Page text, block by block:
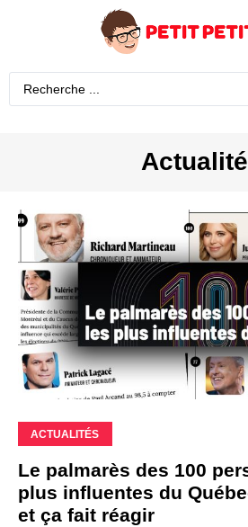
ACTUALITÉS
Le palmarès des 100
plus influentes du
et ça fait réagir